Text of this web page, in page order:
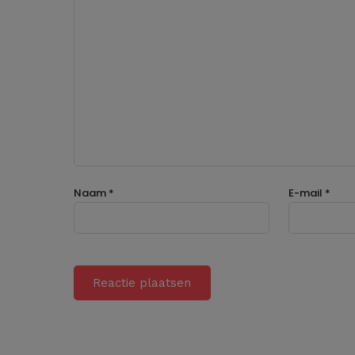
Naam * E-mail *